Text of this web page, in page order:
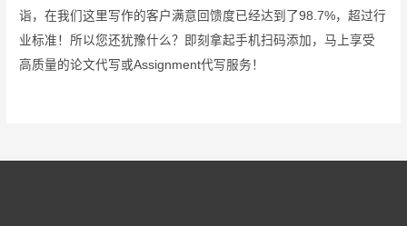
诣，在我们这里写作的客户满意回馈度已经达到了98.7%，超过行
业标准！所以您还犹豫什么？即刻拿起手机扫码添加，马上享受
高质量的论文代写或Assignment代写服务！